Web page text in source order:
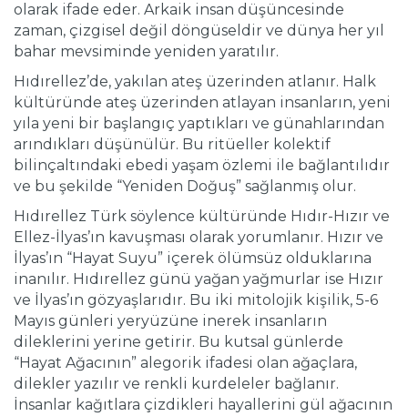
olarak ifade eder. Arkaik insan düşüncesinde
zaman, çizgisel değil döngüseldir ve dünya her yıl
bahar mevsiminde yeniden yaratılır.
Hıdırellez’de, yakılan ateş üzerinden atlanır. Halk
kültüründe ateş üzerinden atlayan insanların, yeni
yıla yeni bir başlangıç yaptıkları ve günahlarından
arındıkları düşünülür. Bu ritüeller kolektif
bilinçaltındaki ebedi yaşam özlemi ile bağlantılıdır
ve bu şekilde “Yeniden Doğuş” sağlanmış olur.
Hıdırellez Türk söylence kültüründe Hıdır-Hızır ve
Ellez-İlyas’ın kavuşması olarak yorumlanır. Hızır ve
İlyas’ın “Hayat Suyu” içerek ölümsüz olduklarına
inanılır. Hıdırellez günü yağan yağmurlar ise Hızır
ve İlyas’ın gözyaşlarıdır. Bu iki mitolojik kişilik, 5-6
Mayıs günleri yeryüzüne inerek insanların
dileklerini yerine getirir. Bu kutsal günlerde
“Hayat Ağacının” alegorik ifadesi olan ağaçlara,
dilekler yazılır ve renkli kurdeleler bağlanır.
İnsanlar kağıtlara çizdikleri hayallerini gül ağacının